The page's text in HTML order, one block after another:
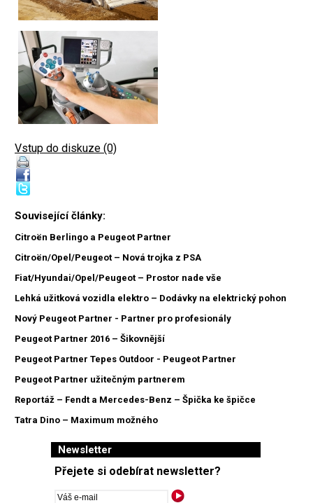
Vstup do diskuze (0)
Související články:
Citroën Berlingo a Peugeot Partner
Citroën/Opel/Peugeot – Nová trojka z PSA
Fiat/Hyundai/Opel/Peugeot – Prostor nade vše
Lehká užitková vozidla elektro – Dodávky na elektrický pohon
Nový Peugeot Partner - Partner pro profesionály
Peugeot Partner 2016 – Šikovnější
Peugeot Partner Tepes Outdoor - Peugeot Partner
Peugeot Partner užitečným partnerem
Reportáž – Fendt a Mercedes-Benz – Špička ke špičce
Tatra Dino – Maximum možného
Newsletter
Přejete si odebírat newsletter?